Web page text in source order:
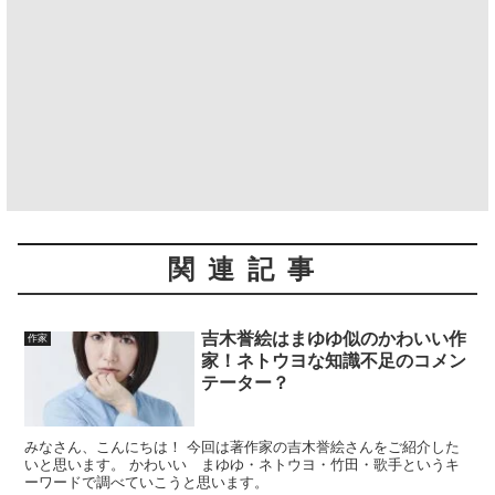
関連記事
作家
吉木誉絵はまゆゆ似のかわいい作
家！ネトウヨな知識不足のコメン
テーター？
みなさん、こんにちは！ 今回は著作家の吉木誉絵さんをご紹介した
いと思います。 かわいい まゆゆ・ネトウヨ・竹田・歌手というキ
ーワードで調べていこうと思います。